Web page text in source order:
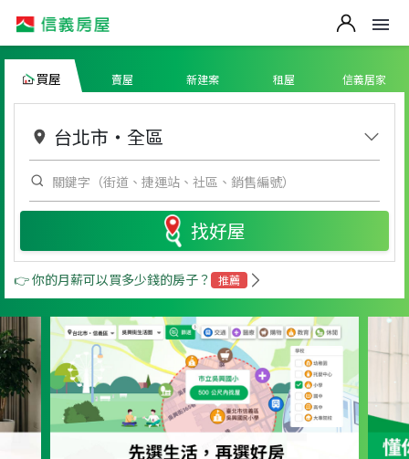
買屋 賣屋 新建案 租屋 信義居家
台北市 ・ 全區
找好屋
👉 你的月薪可以買多少錢的房子？ 推薦